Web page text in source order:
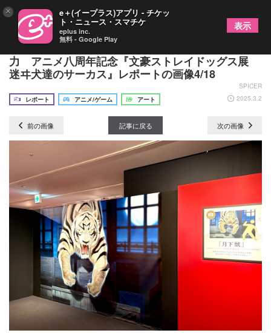
トリックアートで体感するキャラクターたちの異能
力 アニメ八周年記念『文豪ストレイドッグス展
迷ヰ犬達のサーカス』レポートの画像4/18
SPICER
レポート
アニメ/ゲーム アート 2025.3.2
前の画像 記事に戻る 次の画像
× e＋(イープラス)アプリ - チケッ
ト・ニュース・スマチケ
eplus inc.
無料 - Google Play
表示